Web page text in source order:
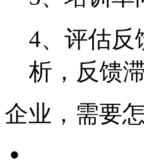
4、评估
析，反馈
企业，需